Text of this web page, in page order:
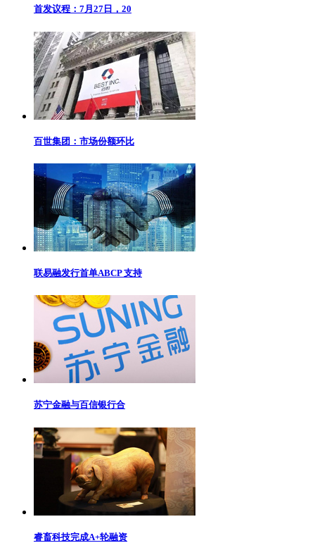
首发议程：7月27日，20
百世集团：市场份额环比
联易融发行首单ABCP 支持
苏宁金融与百信银行合
睿畜科技完成A+轮融资